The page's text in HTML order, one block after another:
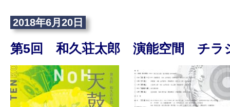
2018年6月20日
第5回 和久荘太郎 演能空間 チラ